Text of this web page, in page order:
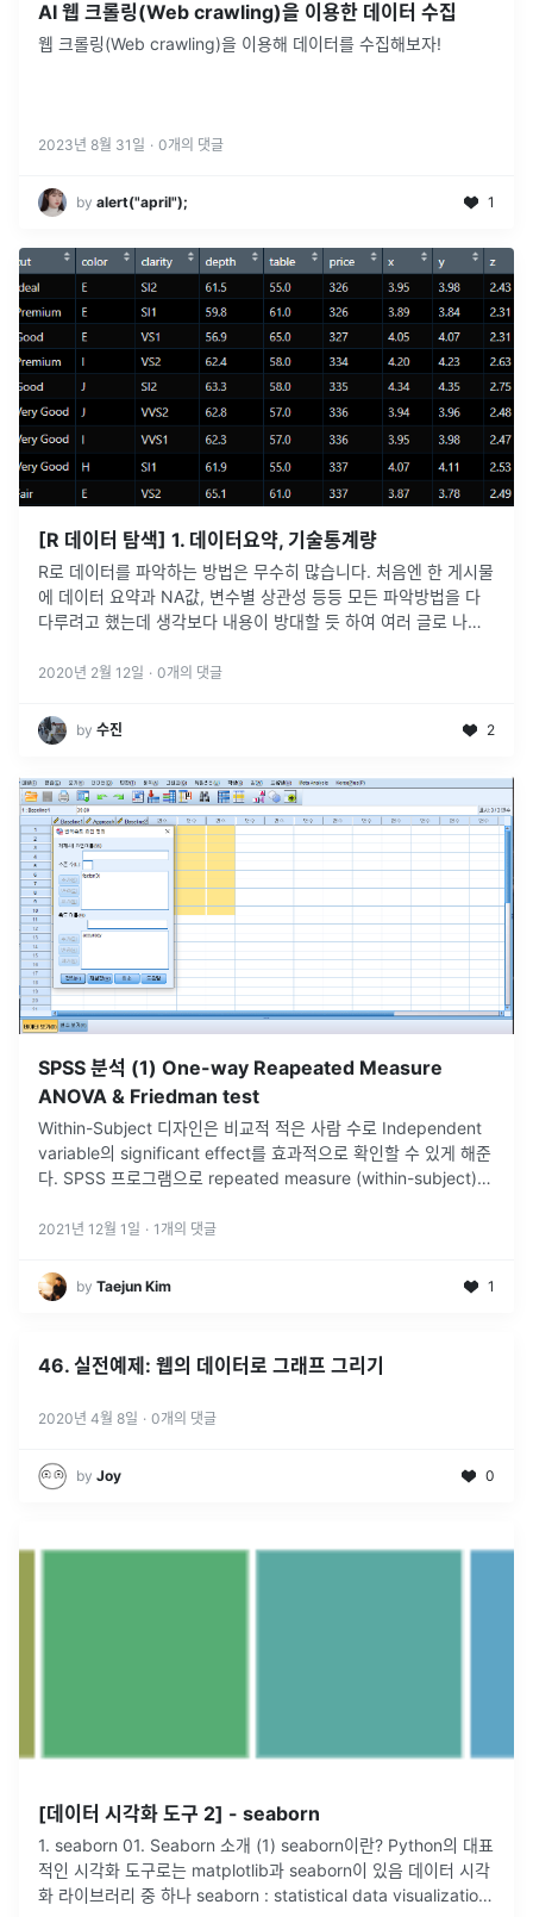
AI 웹 크롤링(Web crawling)을 이용한 데이터 수집
웹 크롤링(Web crawling)을 이용해 데이터를 수집해보자!
2023년 8월 31일 · 0개의 댓글
by alert("april"); 1
[R 데이터 탐색] 1. 데이터요약, 기술통계량
R로 데이터를 파악하는 방법은 무수히 많습니다. 처음엔 한 게시물
에 데이터 요약과 NA값, 변수별 상관성 등등 모든 파악방법을 다
다루려고 했는데 생각보다 내용이 방대할 듯 하여 여러 글로 나누
2020년 2월 12일 · 0개의 댓글
by 수진 2
SPSS 분석 (1) One-way Reapeated Measure
ANOVA & Friedman test
Within-Subject 디자인은 비교적 적은 사람 수로 Independent
variable의 significant effect를 효과적으로 확인할 수 있게 해준
다. SPSS 프로그램으로 repeated measure (within-subject)
2021년 12월 1일 · 1 개의 댓글
by Taejun Kim 1
46. 실전예제: 웹의 데이터로 그래프 그리기
2020년 4월 8일 · 0개의 댓글
by Joy 0
[데이터 시각화 도구 2] - seaborn
1. seaborn 01. Seaborn 소개 (1) seaborn이란? Python의 대표
적인 시각화 도구로는 matplotlib과 seaborn이 있음 데이터 시각
화 라이브러리 중 하나 seaborn : statistical data visualization